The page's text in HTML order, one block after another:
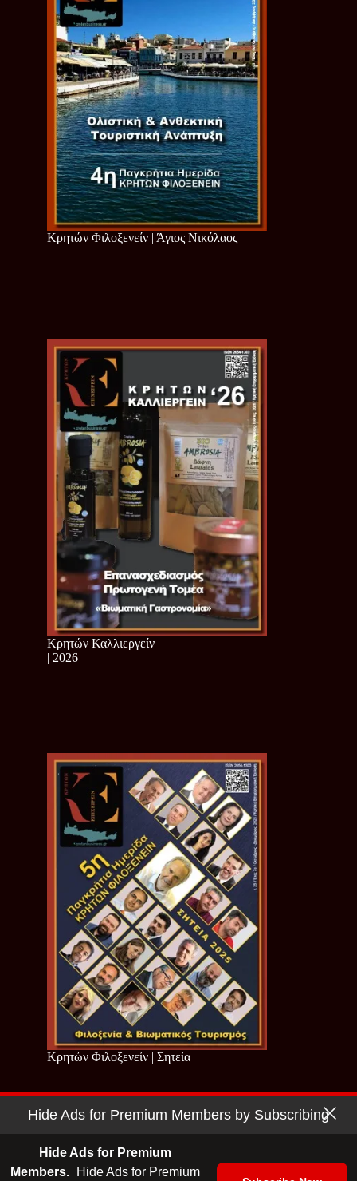
Κρητών Φιλοξενείν | Άγιος Νικόλαος
Κρητών Καλλιεργείν
| 2026
Κρητών Φιλοξενείν | Σητεία
Copyright © 2026 - Cretan Business | Κρητών Επιχειρείν
Hide Ads for Premium Members by Subscribing
Hide Ads for Premium
Members.
Hide Ads for Premium